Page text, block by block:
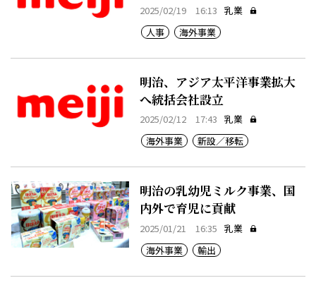
2025/02/19 16:13 乳業
人事
海外事業
明治、アジア太平洋事業拡大
へ統括会社設立
2025/02/12 17:43 乳業
海外事業
新設／移転
明治の乳幼児ミルク事業、国
内外で育児に貢献
2025/01/21 16:35 乳業
海外事業
輸出